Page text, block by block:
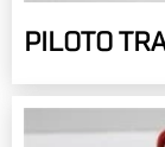
PILOTO